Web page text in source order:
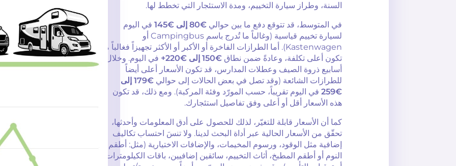
السنة، وطراز سيارة التخييم، ومدة الاستئجار التي تخطط لها.
في المتوسط، قد تتوقع دفع ما بين حوالي €80 إلى €145
في اليوم
لسيارة تخييم قياسية (وغالباً ما تُدرج باسم Campingbus أو
Kastenwagen). أما الطرازات الفاخرة أو الأكبر أو الأكثر تجهيزاً فغالباً ما
تكون أعلى تكلفة، وعادةً ضمن نطاق €150 إلى €220+
في اليوم. وخلال
أسابيع ذروة الصيف وعطلات المدارس، قد تكون الأسعار أعلى أيضاً
للطرازات الشائعة (وقد تصل في بعض الحالات إلى حوالي
€179 إلى
€259
في اليوم تقريباً، حسب المورّد وفئة المركبة). ومع ذلك، قد تكون
هذه الأسعار أقل أو أعلى وفق تفاصيل استئجارك.
كما أن الأسعار قابلة للتغيّر، لذلك للحصول على أدق المعلومات وأحدثها،
تحقّق من الأسعار الحالية عبر أداة البحث لدينا. ولا تنسَ احتساب تكاليف
إضافية مثل الوقود، ورسوم المخيمات، والإضافات الاختيارية (مثل: أطقم
النوم أو أطقم المطبخ، أثاث التخييم، سائقين إضافيين، باقات الكيلومترات،